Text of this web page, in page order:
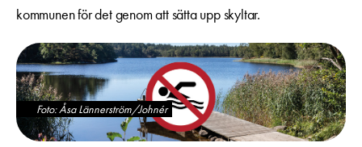
kommunen för det genom att sätta upp skyltar.
Foto: Åsa Lännerström/Johnér